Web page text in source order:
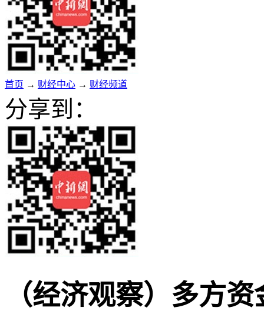
首页 → 财经中心 → 财经频道
分享到：
（经济观察）多方